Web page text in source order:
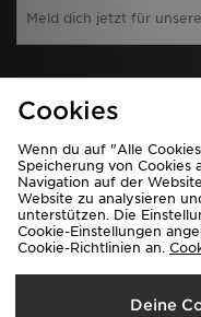
Hilfe & Kontakt
Bestellung & Lieferung
Zahlung & Sicherheit
Karriere
Cookies
Wenn du auf "Alle
Speicherung von Cookies
Navigation auf der
Website zu analysieren
unterstützen. Die
Cookie-Einstellungen
Cookie-Richtlinien an.
Deine